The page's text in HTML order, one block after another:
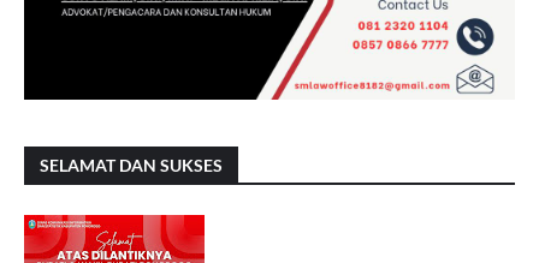
SELAMAT DAN SUKSES